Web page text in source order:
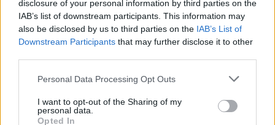
disclosure of your personal information by third parties on the
IAB’s list of downstream participants. This information may
also be disclosed by us to third parties on the IAB’s List of
Downstream Participants that may further disclose it to other
Personal Data Processing Opt Outs
I want to opt-out of the Sharing of my
personal data.
Opted In